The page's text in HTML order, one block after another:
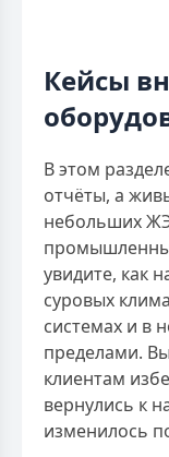
Кейсы
В этом
отчёты, а
небольших
увидите, как
суровых
системах и в
пределами.
клиентам
вернулись к
изменилось